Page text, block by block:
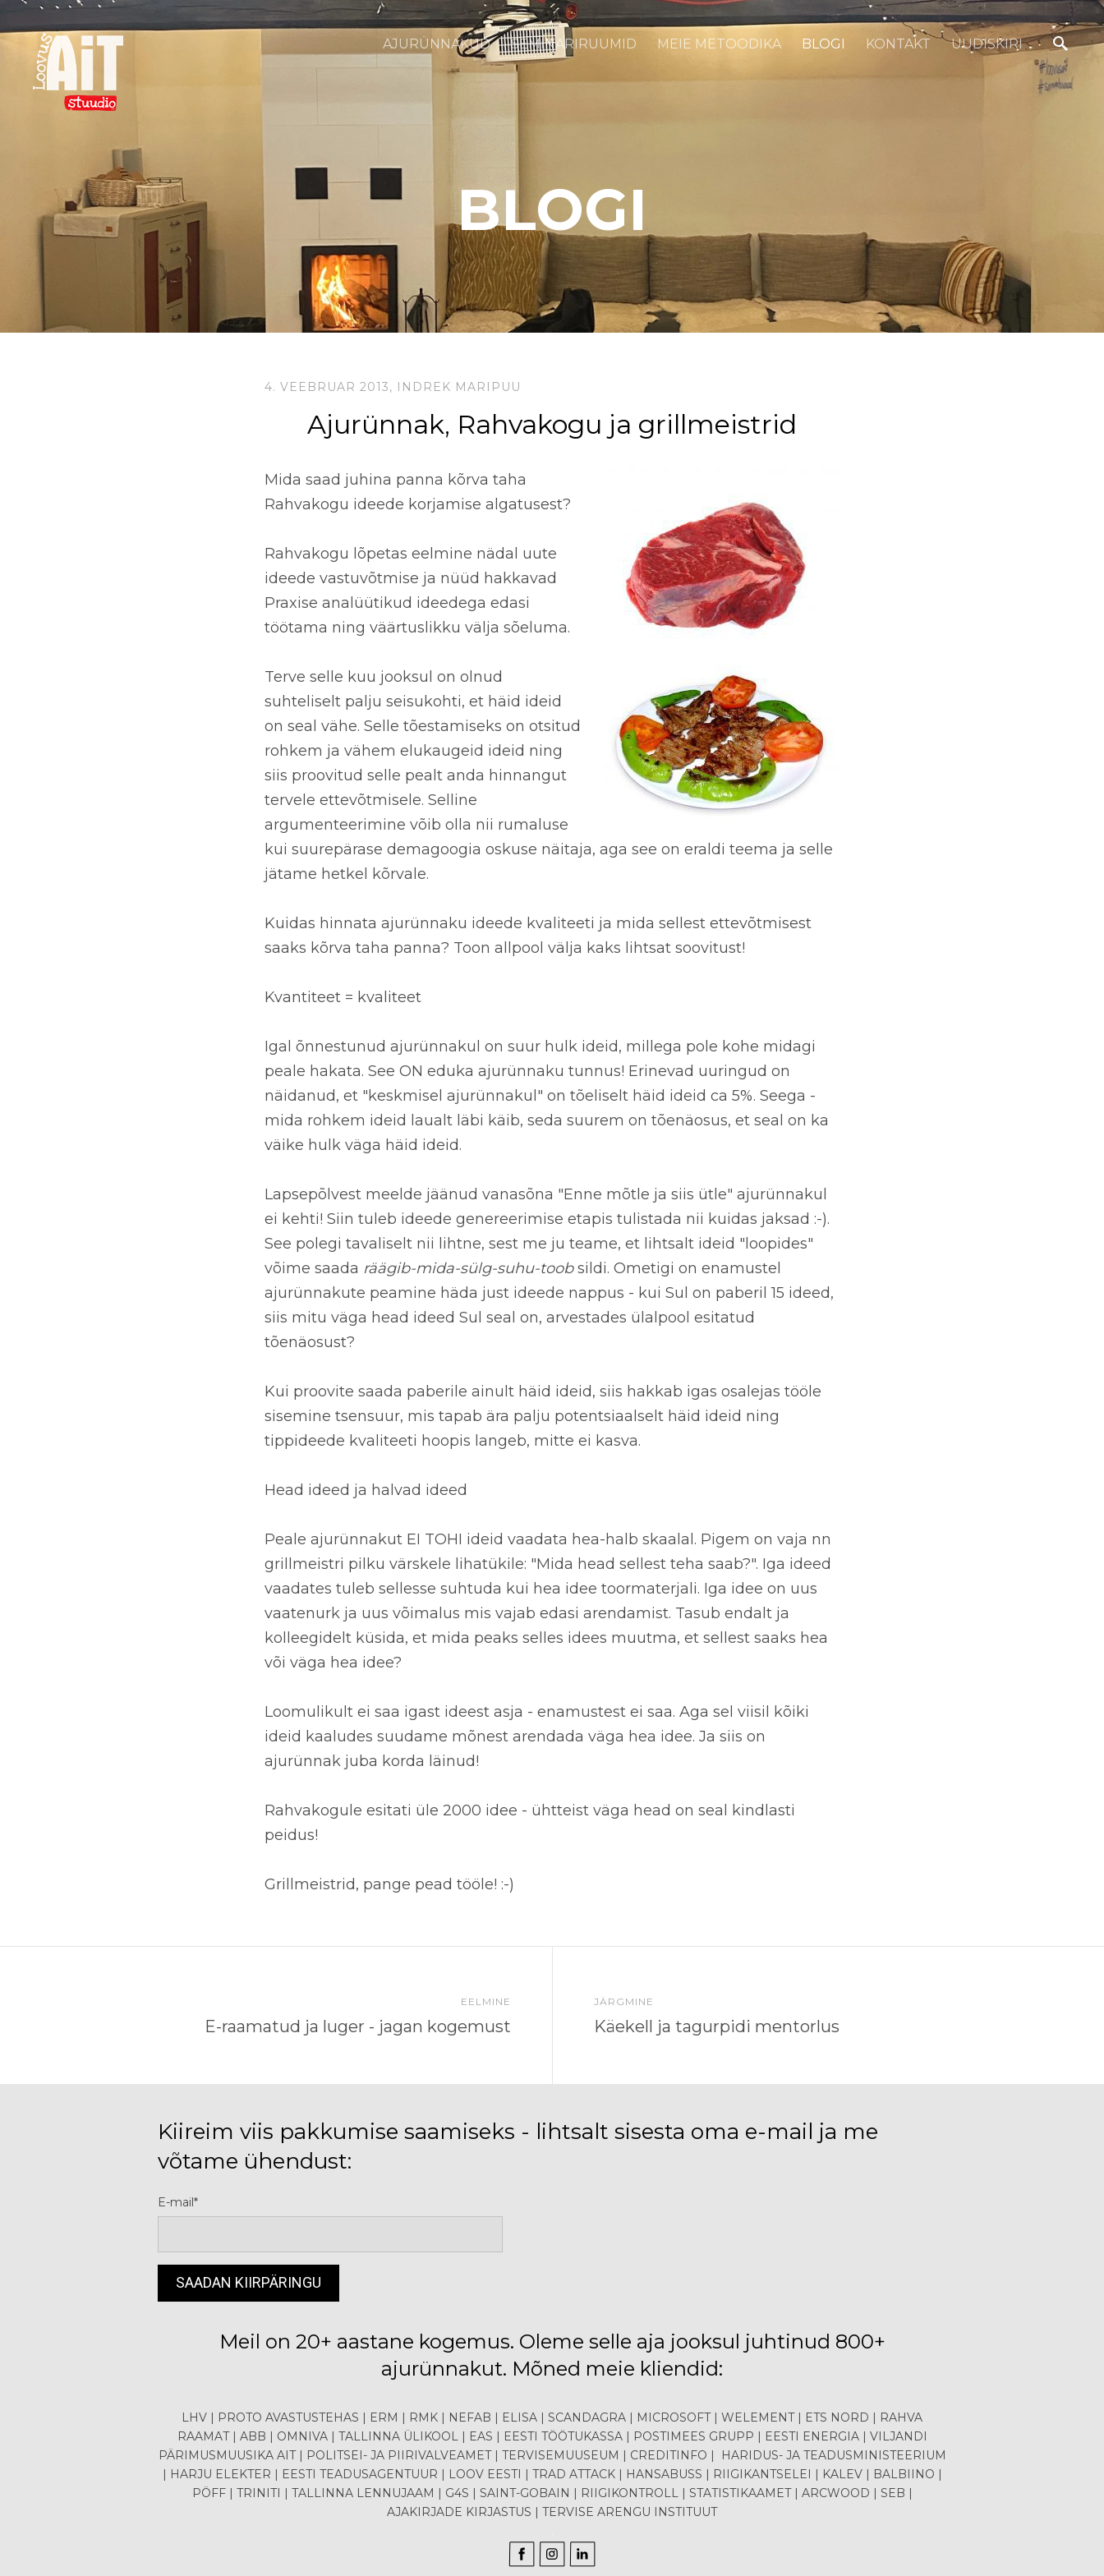
AJURÜNNAKUD SEMINARIRUUMID MEIE METOODIKA BLOGI KONTAKT UUDISKIRI
BLOGI
4. VEEBRUAR 2013, INDREK MARIPUU
Ajurünnak, Rahvakogu ja grillmeistrid
Mida saad juhina panna kõrva taha
Rahvakogu ideede korjamise algatusest?
Rahvakogu lõpetas eelmine nädal uute
ideede vastuvõtmise ja nüüd hakkavad
Praxise analüütikud ideedega edasi
töötama ning väärtuslikku välja sõeluma.
Terve selle kuu jooksul on olnud
suhteliselt palju seisukohti, et häid ideid
on seal vähe. Selle tõestamiseks on otsitud
rohkem ja vähem elukaugeid ideid ning
siis proovitud selle pealt anda hinnangut
tervele ettevõtmisele. Selline
argumenteerimine võib olla nii rumaluse
kui suurepärase demagoogia oskuse näitaja, aga see on eraldi teema ja selle
jätame hetkel kõrvale.
Kuidas hinnata ajurünnaku ideede kvaliteeti ja mida sellest ettevõtmisest
saaks kõrva taha panna? Toon allpool välja kaks lihtsat soovitust!
Kvantiteet = kvaliteet
Igal õnnestunud ajurünnakul on suur hulk ideid, millega pole kohe midagi
peale hakata. See ON eduka ajurünnaku tunnus! Erinevad uuringud on
näidanud, et "keskmisel ajurünnakul" on tõeliselt häid ideid ca 5%. Seega -
mida rohkem ideid laualt läbi käib, seda suurem on tõenäosus, et seal on ka
väike hulk väga häid ideid.
Lapsepõlvest meelde jäänud vanasõna "Enne mõtle ja siis ütle" ajurünnakul
ei kehti! Siin tuleb ideede genereerimise etapis tulistada nii kuidas jaksad :-).
See polegi tavaliselt nii lihtne, sest me ju teame, et lihtsalt ideid "loopides"
võime saada räägib-mida-sülg-suhu-toobsildi. Ometigi on enamustel
ajurünnakute peamine häda just ideede nappus - kui Sul on paberil 15 ideed,
siis mitu väga head ideed Sul seal on, arvestades ülalpool esitatud
tõenäosust?
Kui proovite saada paberile ainult häid ideid, siis hakkab igas osalejas tööle
sisemine tsensuur, mis tapab ära palju potentsiaalselt häid ideid ning
tippideede kvaliteeti hoopis langeb, mitte ei kasva.
Head ideed ja halvad ideed
Peale ajurünnakut EI TOHI ideid vaadata hea-halb skaalal. Pigem on vaja nn
grillmeistri pilku värskele lihatükile: "Mida head sellest teha saab?". Iga ideed
vaadates tuleb sellesse suhtuda kui hea idee toormaterjali. Iga idee on uus
vaatenurk ja uus võimalus mis vajab edasi arendamist. Tasub endalt ja
kolleegidelt küsida, et mida peaks selles idees muutma, et sellest saaks hea
või väga hea idee?
Loomulikult ei saa igast ideest asja - enamustest ei saa. Aga sel viisil kõiki
ideid kaaludes suudame mõnest arendada väga hea idee. Ja siis on
ajurünnak juba korda läinud!
Rahvakogule esitati üle 2000 idee - ühtteist väga head on seal kindlasti
peidus!
Grillmeistrid, pange pead tööle! :-)
EELMINE
E-raamatud ja luger - jagan kogemust
JÄRGMINE
Käekell ja tagurpidi mentorlus
Kiireim viis pakkumise saamiseks - lihtsalt sisesta oma e-mail ja me
võtame ühendust:
E-mail
Meil on 20+ aastane kogemus. Oleme selle aja jooksul juhtinud 800+
ajurünnakut. Mõned meie kliendid:
LHV | PROTO AVASTUSTEHAS | ERM | RMK | NEFAB | ELISA | SCANDAGRA | MICROSOFT | WELEMENT | ETS NORD | RAHVA
RAAMAT | ABB | OMNIVA | TALLINNA ÜLIKOOL | EAS | EESTI TÖÖTUKASSA | POSTIMEES GRUPP | EESTI ENERGIA | VILJANDI
PÄRIMUSMUUSIKA AIT | POLITSEI- JA PIIRIVALVEAMET | TERVISEMUUSEUM | CREDITINFO | HARIDUS- JA TEADUSMINISTEERIUM
| HARJU ELEKTER | EESTI TEADUSAGENTUUR | LOOV EESTI | TRAD ATTACK | HANSABUSS | RIIGIKANTSELEI | KALEV | BALBIINO |
PÖFF | TRINITI | TALLINNA LENNUJAAM | G4S | SAINT-GOBAIN | RIIGIKONTROLL | STATISTIKAAMET | ARCWOOD | SEB |
AJAKIRJADE KIRJASTUS | TERVISE ARENGU INSTITUUT